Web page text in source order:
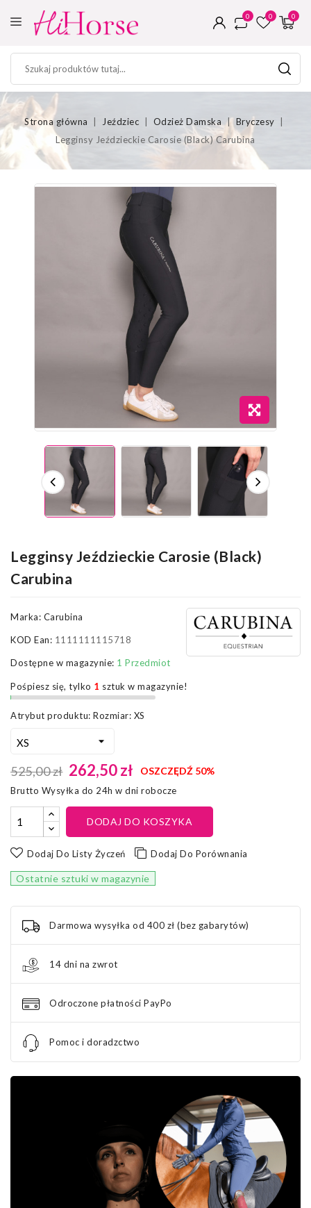
0
0
0
Strona główna Jeździec Odzież Damska
Bryczesy
Legginsy Jeździeckie Carosie (Black) Carubina
Legginsy Jeździeckie Carosie (Black)
Carubina
Marka: Carubina
KOD Ean: 1111111115718
Dostępne w magazynie: 1 Przedmiot
Pośpiesz się, tylko 1 sztuk w magazynie!
Atrybut produktu: Rozmiar: XS
525,00 zł 262,50 zł OSZCZĘDŹ 50%
Brutto Wysyłka do 24h w dni robocze
DODAJ DO KOSZYKA
Dodaj Do Listy Życzeń Dodaj Do Porównania
Ostatnie sztuki w magazynie
Darmowa wysyłka od 400 zł (bez gabarytów)
14 dni na zwrot
Odroczone płatności PayPo
Pomoc i doradzctwo